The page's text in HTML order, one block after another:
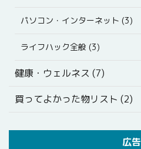
パソコン・インターネット (3)
ライフハック全般 (3)
健康・ウェルネス (7)
買ってよかった物リスト (2)
広告